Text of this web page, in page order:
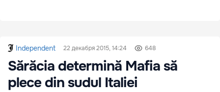
Independent 22 декабря 2015, 14:24 648
Sărăcia determină Mafia să
plece din sudul Italiei